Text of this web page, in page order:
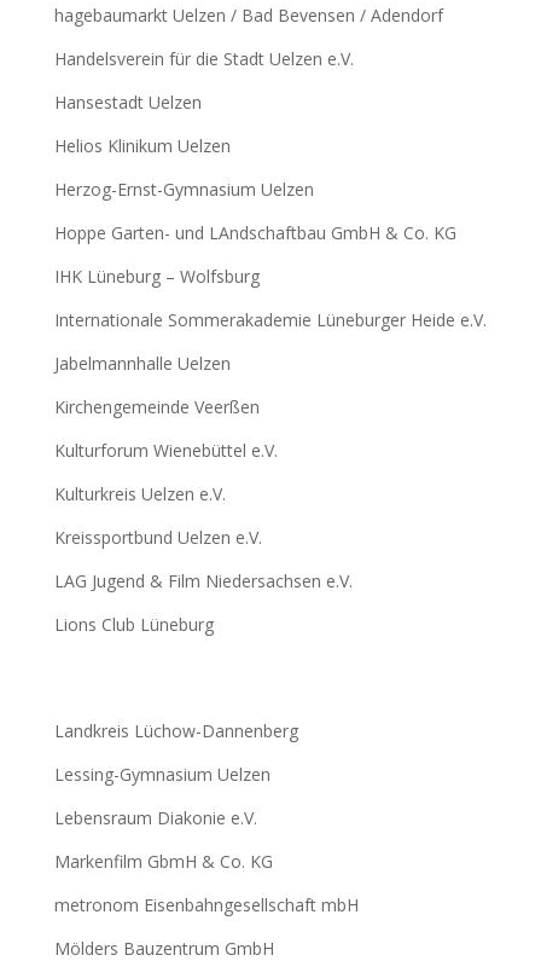
hagebaumarkt Uelzen / Bad Bevensen / Adendorf
Handelsverein für die Stadt Uelzen e.V.
Hansestadt Uelzen
Helios Klinikum Uelzen
Herzog-Ernst-Gymnasium Uelzen
Hoppe Garten- und LAndschaftbau GmbH & Co. KG
IHK Lüneburg – Wolfsburg
Internationale Sommerakademie Lüneburger Heide e.V.
Jabelmannhalle Uelzen
Kirchengemeinde Veerßen
Kulturforum Wienebüttel e.V.
Kulturkreis Uelzen e.V.
Kreissportbund Uelzen e.V.
LAG Jugend & Film Niedersachsen e.V.
Lions Club Lüneburg
Landkreis Lüchow-Dannenberg
Lessing-Gymnasium Uelzen
Lebensraum Diakonie e.V.
Markenfilm GbmH & Co. KG
metronom Eisenbahngesellschaft mbH
Mölders Bauzentrum GmbH